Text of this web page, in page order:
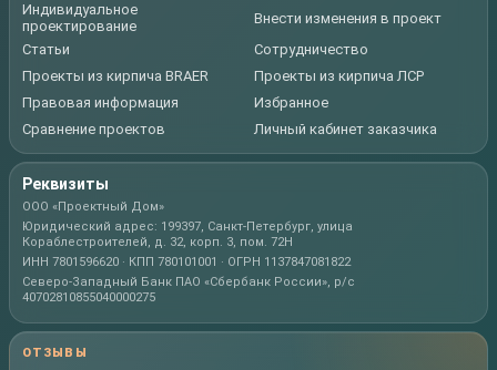
Индивидуальное
проектирование
Внести изменения в проект
Статьи
Сотрудничество
Проекты из кирпича BRAER
Проекты из кирпича ЛСР
Правовая информация
Избранное
Сравнение проектов
Личный кабинет заказчика
Реквизиты
ООО «Проектный Дом»
Юридический адрес: 199397, Санкт-Петербург, улица
Кораблестроителей, д. 32, корп. 3, пом. 72Н
ИНН 7801596620 · КПП 780101001 · ОГРН 1137847081822
Северо-Западный Банк ПАО «Сбербанк России», р/с
40702810855040000275
ОТЗЫВЫ